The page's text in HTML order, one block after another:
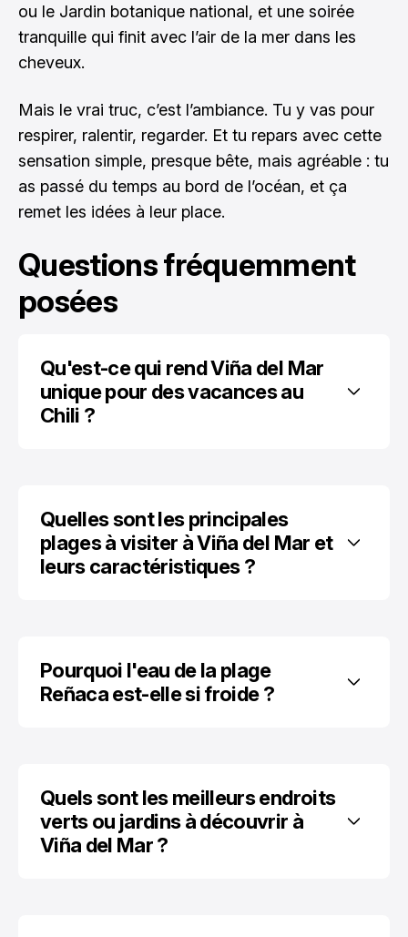
ou le Jardin botanique national, et une soirée
tranquille qui finit avec l’air de la mer dans les
cheveux.
Mais le vrai truc, c’est l’ambiance. Tu y vas pour
respirer, ralentir, regarder. Et tu repars avec cette
sensation simple, presque bête, mais agréable : tu
as passé du temps au bord de l’océan, et ça
remet les idées à leur place.
Questions fréquemment
posées
Qu'est-ce qui rend Viña del Mar
unique pour des vacances au
Chili ?
Quelles sont les principales
plages à visiter à Viña del Mar et
leurs caractéristiques ?
Pourquoi l'eau de la plage
Reñaca est-elle si froide ?
Quels sont les meilleurs endroits
verts ou jardins à découvrir à
Viña del Mar ?